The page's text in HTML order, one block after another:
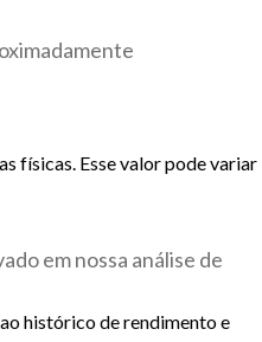
físicas. Esse valor pode variar
em nossa análise de
histórico de rendimento e